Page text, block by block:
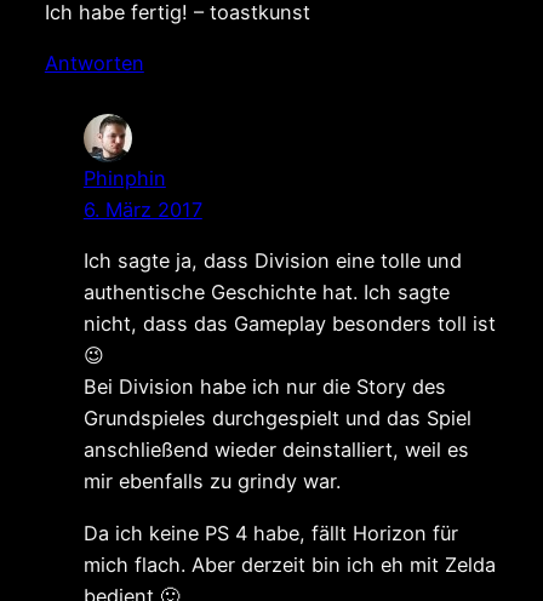
Ich habe fertig! – toastkunst
Antworten
Phinphin
6. März 2017
Ich sagte ja, dass Division eine tolle und
authentische Geschichte hat. Ich sagte
nicht, dass das Gameplay besonders toll ist
😉
Bei Division habe ich nur die Story des
Grundspieles durchgespielt und das Spiel
anschließend wieder deinstalliert, weil es
mir ebenfalls zu grindy war.
Da ich keine PS 4 habe, fällt Horizon für
mich flach. Aber derzeit bin ich eh mit Zelda
bedient 🙂